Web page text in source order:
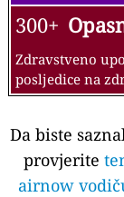
300+
Zdravstveno
posljedice na
Da biste
provjerite
airnow